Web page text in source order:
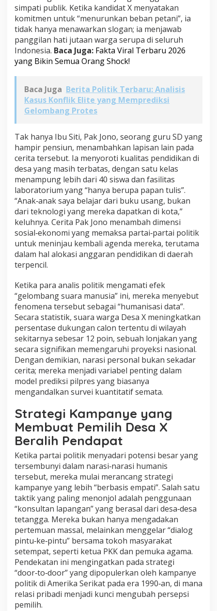
simpati publik. Ketika kandidat X menyatakan
komitmen untuk “menurunkan beban petani”, ia
tidak hanya menawarkan slogan; ia menjawab
panggilan hati jutaan warga serupa di seluruh
Indonesia. Baca Juga: Fakta Viral Terbaru 2026
yang Bikin Semua Orang Shock!
Baca Juga Berita Politik Terbaru: Analisis
Kasus Konflik Elite yang Memprediksi
Gelombang Protes
Tak hanya Ibu Siti, Pak Jono, seorang guru SD yang
hampir pensiun, menambahkan lapisan lain pada
cerita tersebut. Ia menyoroti kualitas pendidikan di
desa yang masih terbatas, dengan satu kelas
menampung lebih dari 40 siswa dan fasilitas
laboratorium yang “hanya berupa papan tulis”.
“Anak‑anak saya belajar dari buku usang, bukan
dari teknologi yang mereka dapatkan di kota,”
keluhnya. Cerita Pak Jono menambah dimensi
sosial‑ekonomi yang memaksa partai‑partai politik
untuk meninjau kembali agenda mereka, terutama
dalam hal alokasi anggaran pendidikan di daerah
terpencil.
Ketika para analis politik mengamati efek
“gelombang suara manusia” ini, mereka menyebut
fenomena tersebut sebagai “humanisasi data”.
Secara statistik, suara warga Desa X meningkatkan
persentase dukungan calon tertentu di wilayah
sekitarnya sebesar 12 poin, sebuah lonjakan yang
secara signifikan memengaruhi proyeksi nasional.
Dengan demikian, narasi personal bukan sekadar
cerita; mereka menjadi variabel penting dalam
model prediksi pilpres yang biasanya
mengandalkan survei kuantitatif semata.
Strategi Kampanye yang
Membuat Pemilih Desa X
Beralih Pendapat
Ketika partai politik menyadari potensi besar yang
tersembunyi dalam narasi‑narasi humanis
tersebut, mereka mulai merancang strategi
kampanye yang lebih “berbasis empati”. Salah satu
taktik yang paling menonjol adalah penggunaan
“konsultan lapangan” yang berasal dari desa‑desa
tetangga. Mereka bukan hanya mengadakan
pertemuan massal, melainkan menggelar “dialog
pintu‑ke‑pintu” bersama tokoh masyarakat
setempat, seperti ketua PKK dan pemuka agama.
Pendekatan ini mengingatkan pada strategi
“door‑to‑door” yang dipopulerkan oleh kampanye
politik di Amerika Serikat pada era 1990‑an, di mana
relasi pribadi menjadi kunci mengubah persepsi
pemilih.